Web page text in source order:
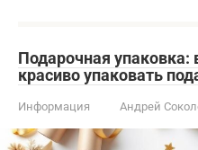
Подарочная
красиво упаковать
Информация Андрей